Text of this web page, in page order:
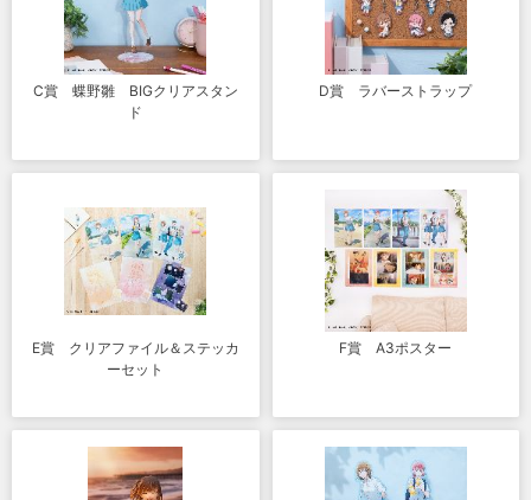
C賞 蝶野雛 BIGクリアスタン
ド
D賞 ラバーストラップ
E賞 クリアファイル＆ステッカ
ーセット
F賞 A3ポスター